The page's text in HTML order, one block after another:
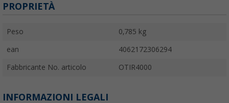
PROPRIETÀ
Peso 0,785 kg
ean 4062172306294
Fabbricante No. articolo OTIR4000
INFORMAZIONI LEGALI